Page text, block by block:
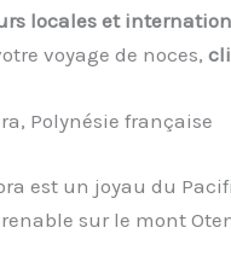
locales et
voyage de noces,
Polynésie française
est un joyau du
sur le mont